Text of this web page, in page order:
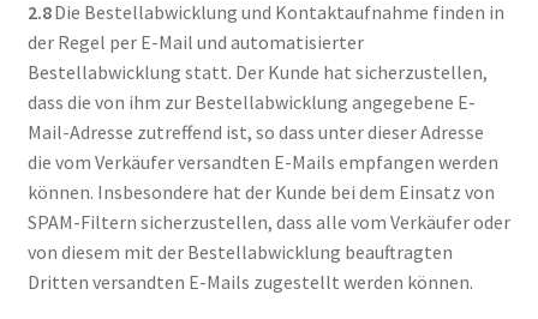
2.8Die Bestellabwicklung und Kontaktaufnahme finden in
der Regel per E-Mail und automatisierter
Bestellabwicklung statt. Der Kunde hat sicherzustellen,
dass die von ihm zur Bestellabwicklung angegebene E-
Mail-Adresse zutreffend ist, so dass unter dieser Adresse
die vom Verkäufer versandten E-Mails empfangen werden
können. Insbesondere hat der Kunde bei dem Einsatz von
SPAM-Filtern sicherzustellen, dass alle vom Verkäufer oder
von diesem mit der Bestellabwicklung beauftragten
Dritten versandten E-Mails zugestellt werden können.